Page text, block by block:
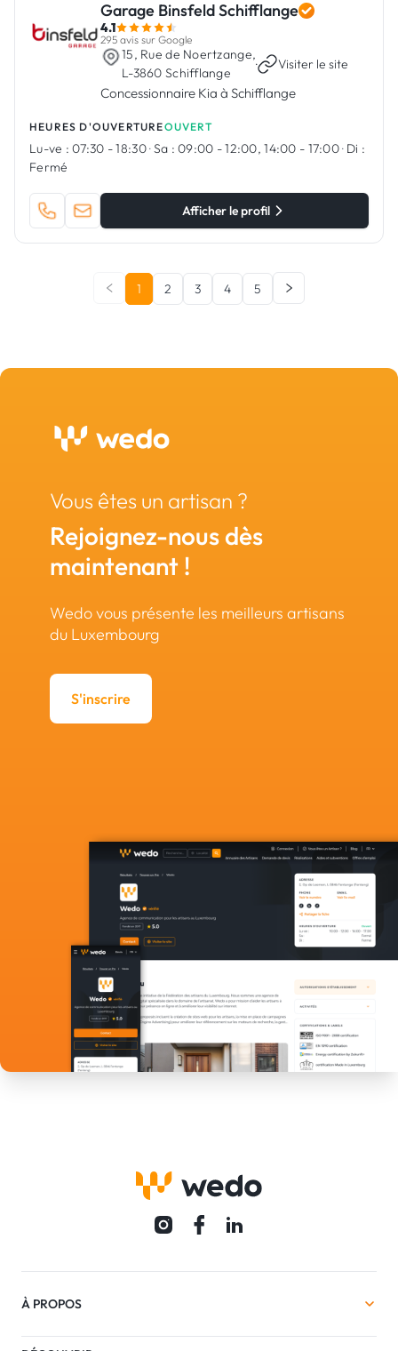
Garage Binsfeld Schifflange
4.1
295 avis sur Google
15, Rue de Noertzange,
L-3860 Schifflange
· Visiter le site
Concessionnaire Kia à Schifflange
HEURES D'OUVERTUREOUVERT
Lu-ve : 07:30 - 18:30·Sa : 09:00 - 12:00, 14:00 - 17:00· Di :
Fermé
Afficher le profil
1 2 3 4 5
Vous êtes un artisan ?
Rejoignez-nous dès
maintenant !
Wedo vous présente les meilleurs artisans
du Luxembourg
S'inscrire
À PROPOS